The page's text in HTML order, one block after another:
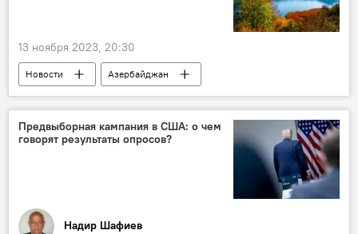
13 ноября 2023, 20:30
Новости
Азербайджан
Пресс-центр
Sputnik Азербайджан
Экология
Аномальная жара
Осадки
Изменения климата
Предвыборная кампания в США: о чем
говорят результаты опросов?
Надир Шафиев